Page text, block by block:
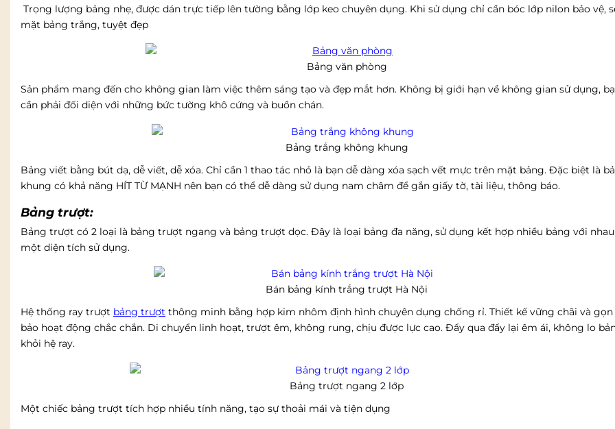
Trọng lượng bảng nhẹ, được dán trực tiếp lên tường bằng lớp keo chuyên dụng. Khi sử dụng chỉ cần bóc lớp nilon bảo vệ,
mặt bảng trắng, tuyệt đẹp
Bảng văn phòng
Sản phẩm mang đến cho không gian làm việc thêm sáng tạo và đẹp mắt hơn. Không bị giới hạn về không gian sử dụng,
cần phải đối diện với những bức tường khô cứng và buồn chán.
Bảng trắng không khung
Bảng viết bằng bút dạ, dễ viết, dễ xóa. Chỉ cần 1 thao tác nhỏ là bạn dễ dàng xóa sạch vết mực trên mặt bảng. Đặc biệt là
khung có khả năng HÍT TỪ MẠNH nên bạn có thể dễ dàng sử dụng nam châm để gắn giấy tờ, tài liệu, thông báo.
Bảng trượt:
Bảng trượt có 2 loại là bảng trượt ngang và bảng trượt dọc. Đây là loại bảng đa năng, sử dụng kết hợp nhiều bảng với
một diện tích sử dụng.
Bán bảng kính trắng trượt Hà Nội
Hệ thống ray trượt bảng trượt thông minh bằng hợp kim nhôm định hình chuyên dụng chống rỉ. Thiết kế vững chãi và gọn
bảo hoạt động chắc chắn. Di chuyển linh hoạt, trượt êm, không rung, chịu được lực cao. Đẩy qua đẩy lại êm ái, không lo
khỏi hệ ray.
Bảng trượt ngang 2 lớp
Một chiếc bảng trượt tích hợp nhiều tính năng, tạo sự thoải mái và tiện dụng